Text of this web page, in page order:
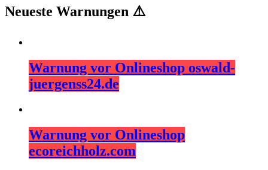
Neueste Warnungen ⚠️
Warnung vor Onlineshop oswald-
juergenss24.de
Warnung vor Onlineshop
ecoreichholz.com